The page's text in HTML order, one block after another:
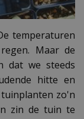
temperaturen
Maar de
dat we steeds
hitte en
zo'n
zin de tuin te